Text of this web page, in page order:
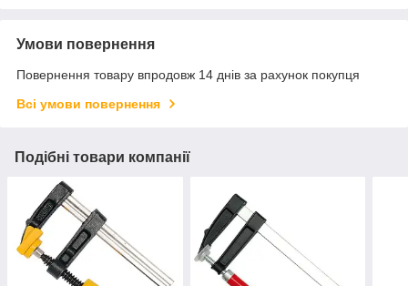
Умови повернення
Повернення товару впродовж 14 днів за рахунок покупця
Всі умови повернення
Подібні товари компанії